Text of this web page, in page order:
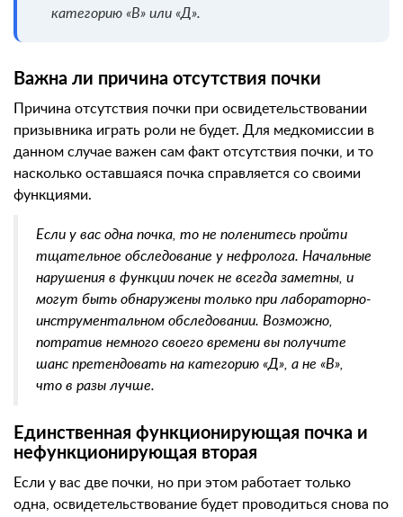
категорию «В» или «Д».
Важна ли причина отсутствия почки
Причина отсутствия почки при освидетельствовании
призывника играть роли не будет. Для медкомиссии в
данном случае важен сам факт отсутствия почки, и то
насколько оставшаяся почка справляется со своими
функциями.
Если у вас одна почка, то не поленитесь пройти
тщательное обследование у нефролога. Начальные
нарушения в функции почек не всегда заметны, и
могут быть обнаружены только при лабораторно-
инструментальном обследовании. Возможно,
потратив немного своего времени вы получите
шанс претендовать на категорию «Д», а не «В»,
что в разы лучше.
Единственная функционирующая почка и
нефункционирующая вторая
Если у вас две почки, но при этом работает только
одна, освидетельствование будет проводиться снова по